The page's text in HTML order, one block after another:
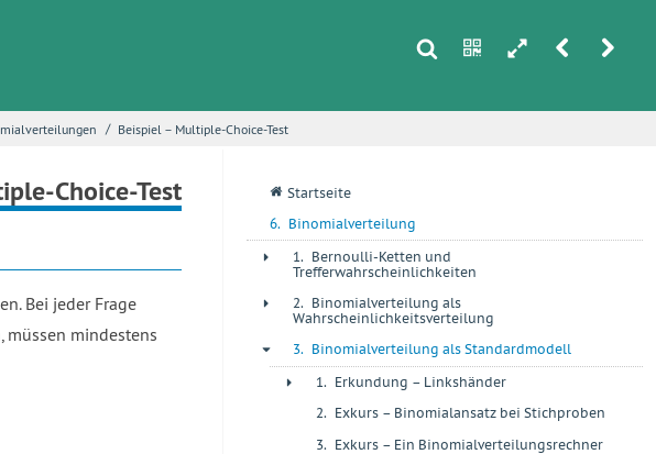
s n h r u
/ Beispiel – Multiple-Choice-Test
Choice-Test
Bei jeder Frage
mindestens
q Startseite
6. Binomialverteilung
+ 1. Bernoulli-Ketten und
Trefferwahrscheinlichkeiten
+ 2. Binomialverteilung als
Wahrscheinlichkeitsverteilung
- 3. Binomialverteilung als Standardmodell
+ 1. Erkundung – Linkshänder
2. Exkurs – Binomialansatz bei Stichproben
3. Exkurs – Ein Binomialverteilungsrechner